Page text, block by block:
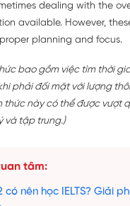
dealing with the
available. However,
planning and focus.
bao gồm việc tìm thời
phải đối mặt với lượng
thức này có thể được vượt
và tập trung.)
tâm:
có nên học IELTS? Giải